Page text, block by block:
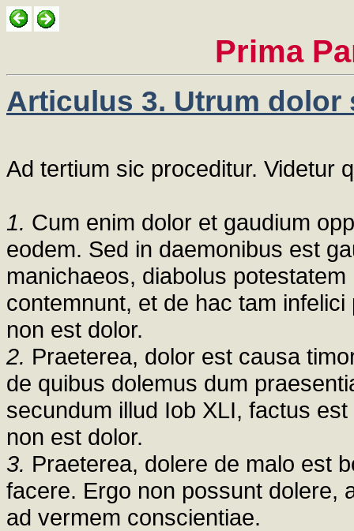
Prima
Articulus 3. Utrum dolor
Ad tertium sic proceditur. Videtur
1. Cum enim dolor et gaudium
eodem. Sed in daemonibus est
manichaeos, diabolus
contemnunt, et de hac tam
non est dolor.
2. Praeterea, dolor est causa
de quibus dolemus dum
secundum illud Iob XLI, factus
non est dolor.
3. Praeterea, dolere de malo est
facere. Ergo non possunt dolere,
ad vermem conscientiae.